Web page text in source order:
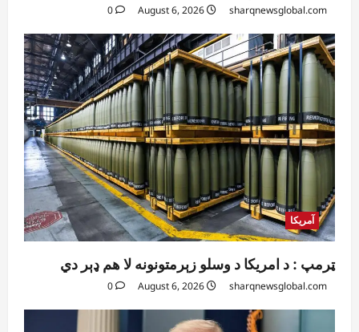
sharqnewsglobal.com
0
آمریکا
ټرمپ : د امریکا د وسلو زېرمتونونه لا هم ډېر دي
sharqnewsglobal.com
0